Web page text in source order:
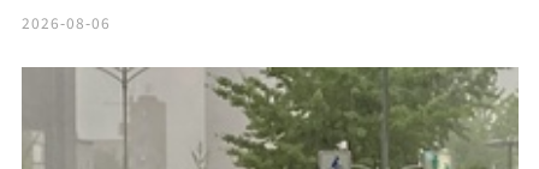
2026-08-06